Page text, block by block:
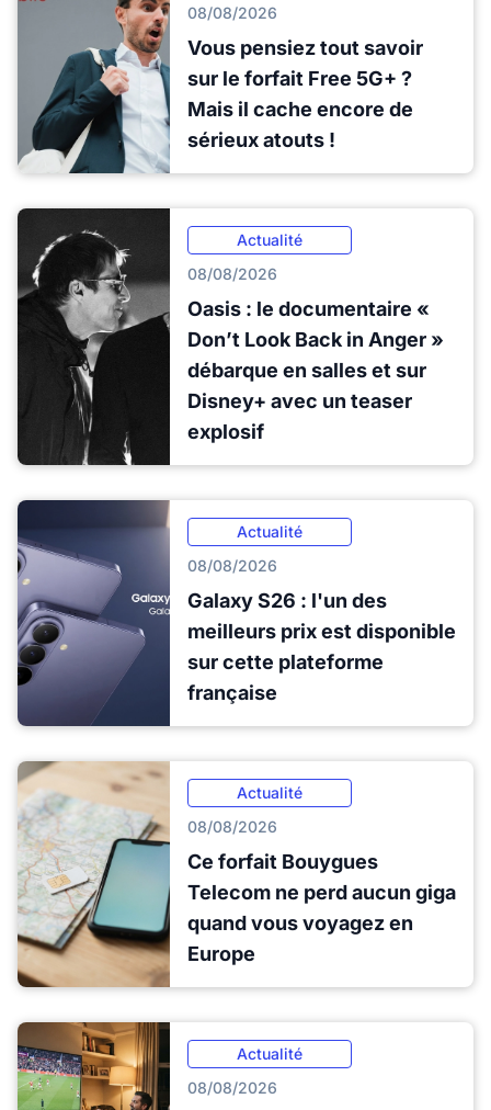
08/08/2026
Vous pensiez tout savoir
sur le forfait Free 5G+ ?
Mais il cache encore de
sérieux atouts !
Actualité
08/08/2026
Oasis : le documentaire «
Don’t Look Back in Anger »
débarque en salles et sur
Disney+ avec un teaser
explosif
Actualité
08/08/2026
Galaxy S26 : l'un des
meilleurs prix est disponible
sur cette plateforme
française
Actualité
08/08/2026
Ce forfait Bouygues
Telecom ne perd aucun giga
quand vous voyagez en
Europe
Actualité
08/08/2026